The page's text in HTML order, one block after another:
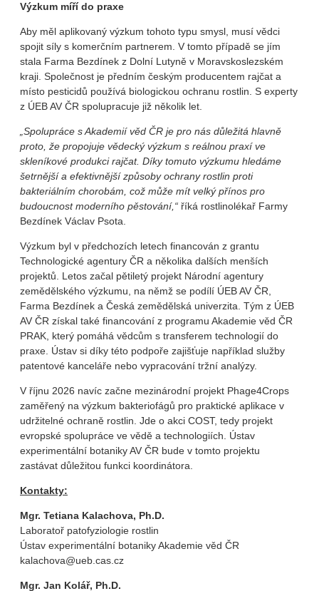
Výzkum míří do praxe
Aby měl aplikovaný výzkum tohoto typu smysl, musí vědci
spojit síly s komerčním partnerem. V tomto případě se jím
stala Farma Bezdínek z Dolní Lutyně v Moravskoslezském
kraji. Společnost je předním českým producentem rajčat a
místo pesticidů používá biologickou ochranu rostlin. S experty
z ÚEB AV ČR spolupracuje již několik let.
„Spolupráce s Akademií věd ČR je pro nás důležitá hlavně
proto, že propojuje vědecký výzkum s reálnou praxí ve
skleníkové produkci rajčat. Díky tomuto výzkumu hledáme
šetrnější a efektivnější způsoby ochrany rostlin proti
bakteriálním chorobám, což může mít velký přínos pro
budoucnost moderního pěstování,“ říká rostlinolékař Farmy
Bezdínek Václav Psota.
Výzkum byl v předchozích letech financován z grantu
Technologické agentury ČR a několika dalších menších
projektů. Letos začal pětiletý projekt Národní agentury
zemědělského výzkumu, na němž se podílí ÚEB AV ČR,
Farma Bezdínek a Česká zemědělská univerzita. Tým z ÚEB
AV ČR získal také financování z programu Akademie věd ČR
PRAK, který pomáhá vědcům s transferem technologií do
praxe. Ústav si díky této podpoře zajišťuje například služby
patentové kanceláře nebo vypracování tržní analýzy.
V říjnu 2026 navíc začne mezinárodní projekt Phage4Crops
zaměřený na výzkum bakteriofágů pro praktické aplikace v
udržitelné ochraně rostlin. Jde o akci COST, tedy projekt
evropské spolupráce ve vědě a technologiích. Ústav
experimentální botaniky AV ČR bude v tomto projektu
zastávat důležitou funkci koordinátora.
Kontakty:
Mgr. Tetiana Kalachova, Ph.D.
Laboratoř patofyziologie rostlin
Ústav experimentální botaniky Akademie věd ČR
kalachova@ueb.cas.cz
Mgr. Jan Kolář, Ph.D.